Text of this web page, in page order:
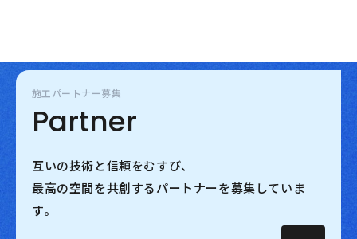
施工パートナー募集
Partner
互いの技術と信頼をむすび、
最高の空間を共創するパートナーを募集していま
す。